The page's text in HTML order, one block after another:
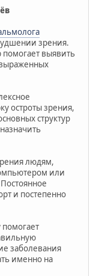
зрения.
помогает выявить
остроты зрения,
структур
людям,
или
и постепенно
заболевания
именно на